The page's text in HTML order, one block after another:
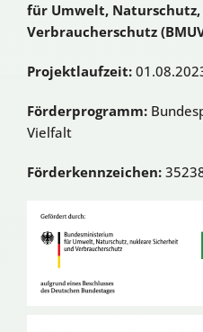
für Umwelt,
Verbraucherschutz
Projektlaufzeit:
Förderprogramm:
Vielfalt
Förderkennzeichen: